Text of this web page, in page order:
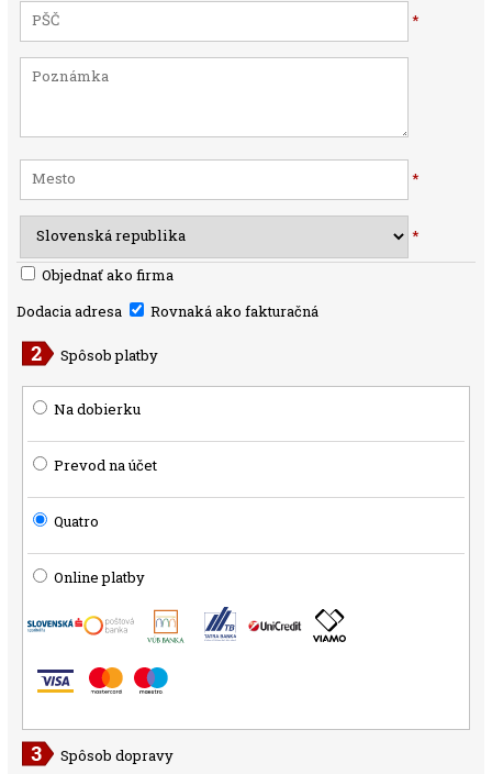
*
*
*
Objednať ako firma
Dodacia adresa
Rovnaká ako fakturačná
Spôsob platby
Na dobierku
Prevod na účet
Quatro
Online platby
Spôsob dopravy